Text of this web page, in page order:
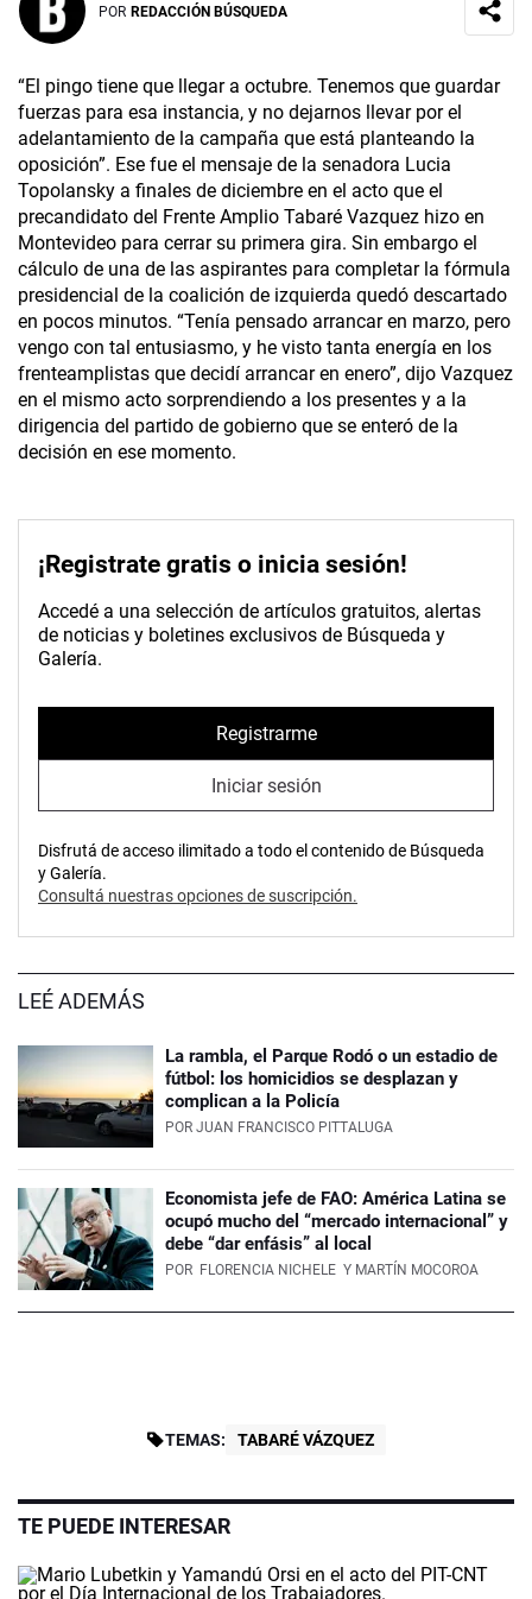
POR REDACCIÓN BÚSQUEDA
“El pingo tiene que llegar a octubre. Tenemos que guardar
fuerzas para esa instancia, y no dejarnos llevar por el
adelantamiento de la campaña que está planteando la
oposición”. Ese fue el mensaje de la senadora Lucia
Topolansky a finales de diciembre en el acto que el
precandidato del Frente Amplio Tabaré Vazquez hizo en
Montevideo para cerrar su primera gira. Sin embargo el
cálculo de una de las aspirantes para completar la fórmula
presidencial de la coalición de izquierda quedó descartado
en pocos minutos. “Tenía pensado arrancar en marzo, pero
vengo con tal entusiasmo, y he visto tanta energía en los
frenteamplistas que decidí arrancar en enero”, dijo Vazquez
en el mismo acto sorprendiendo a los presentes y a la
dirigencia del partido de gobierno que se enteró de la
decisión en ese momento.
¡Registrate gratis o inicia sesión!
Accedé a una selección de artículos gratuitos, alertas
de noticias y boletines exclusivos de Búsqueda y
Galería.
Registrarme
Iniciar sesión
Disfrutá de acceso ilimitado a todo el contenido de Búsqueda
y Galería.
Consultá nuestras opciones de suscripción.
LEÉ ADEMÁS
La rambla, el Parque Rodó o un estadio de
fútbol: los homicidios se desplazan y
complican a la Policía
POR JUAN FRANCISCO PITTALUGA
Economista jefe de FAO: América Latina se
ocupó mucho del “mercado internacional” y
debe “dar enfásis” al local
POR FLORENCIA NICHELE Y MARTÍN MOCOROA
TEMAS: TABARÉ VÁZQUEZ
TE PUEDE INTERESAR